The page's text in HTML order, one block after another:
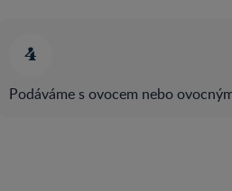
Podáváme s ovocem nebo